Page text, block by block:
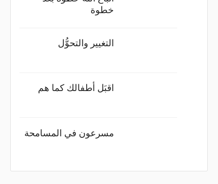
خطوة
التغيير والتحوُّل
اقبَل أطفالك كما هم
مسرعون في المسامحة